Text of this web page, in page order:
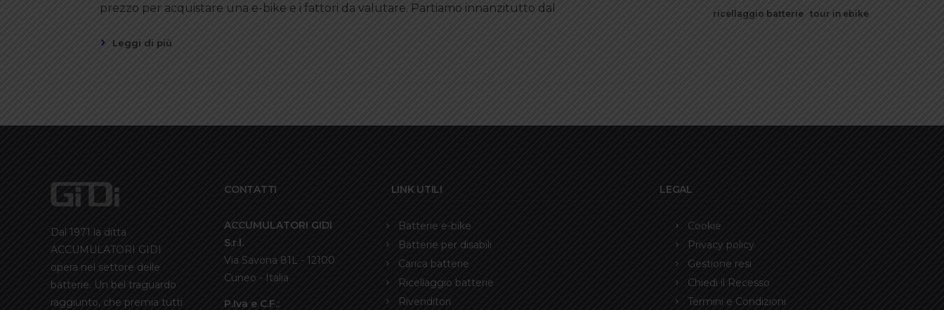
prezzo per acquistare una e-bike e i fattori da valutare. Partiamo innanzitutto dal
Leggi di più
ricellaggio batterie tour in ebike
Dal 1971 la ditta
ACCUMULATORI GIDI
opera nel settore delle
batterie. Un bel traguardo
raggiunto, che premia tutti
CONTATTI
ACCUMULATORI GIDI
S.r.l.
Via Savona 81L - 12100
Cuneo - Italia
P.Iva e C.F.:
LINK UTILI
Batterie e-bike
Batterie per disabili
Carica batterie
Ricellaggio batterie
Rivenditori
LEGAL
Cookie
Privacy policy
Gestione resi
Chiedi il Recesso
Termini e Condizioni